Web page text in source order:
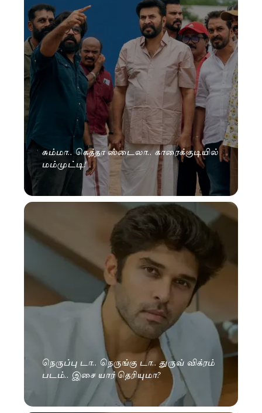
சும்மா.. கெத்தா ஸ்டைலா.. காரைக்குடியில்
மம்முட்டி!
நெருப்பு டா.. நெருங்கு டா.. துருவ் விக்ரம்
படம்.. இசை யார் தெரியுமா?